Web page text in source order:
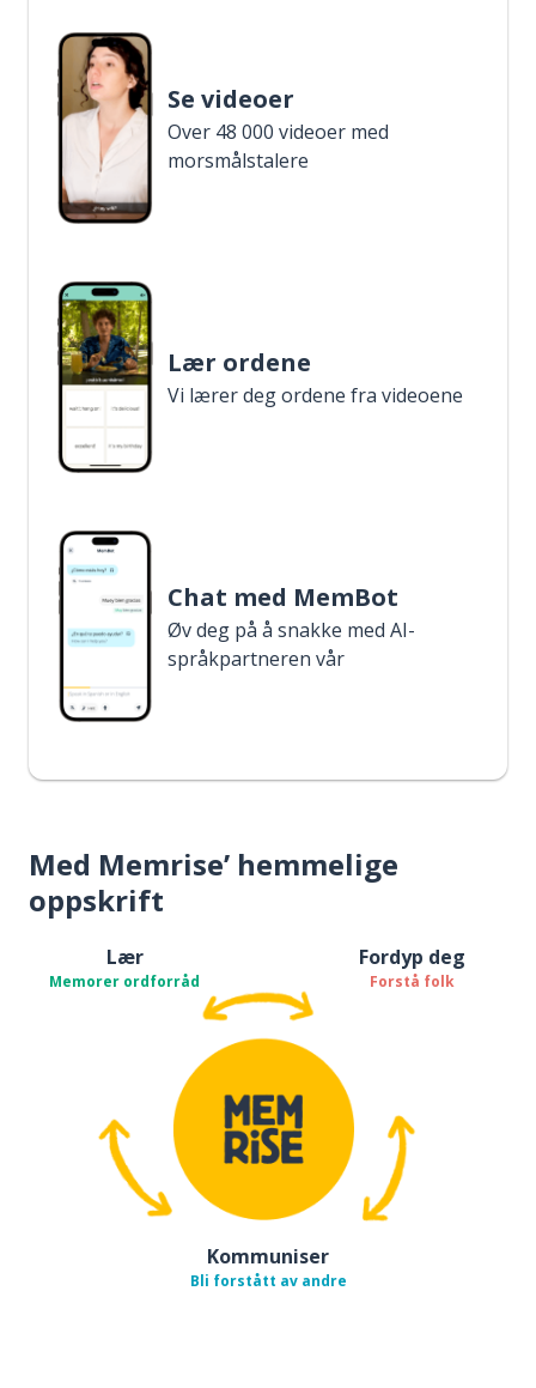
Se videoer
Over 48 000 videoer med
morsmålstalere
Lær ordene
Vi lærer deg ordene fra videoene
Chat med MemBot
Øv deg på å snakke med AI-
språkpartneren vår
Med Memrise’ hemmelige
oppskrift
Lær
Memorer ordforråd
Fordyp deg
Forstå folk
Kommuniser
Bli forstått av andre